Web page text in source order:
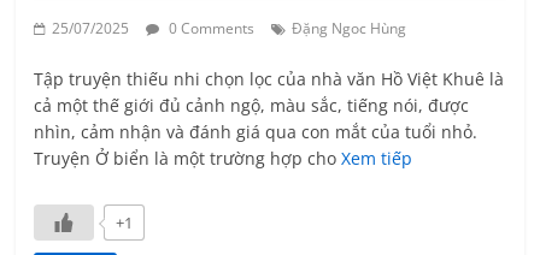
25/07/2025 0 Comments Đặng Ngoc Hùng
Tập truyện thiếu nhi chọn lọc của nhà văn Hồ Việt Khuê là
cả một thế giới đủ cảnh ngộ, màu sắc, tiếng nói, được
nhìn, cảm nhận và đánh giá qua con mắt của tuổi nhỏ.
Truyện Ở biển là một trường hợp choXem tiếp
+1